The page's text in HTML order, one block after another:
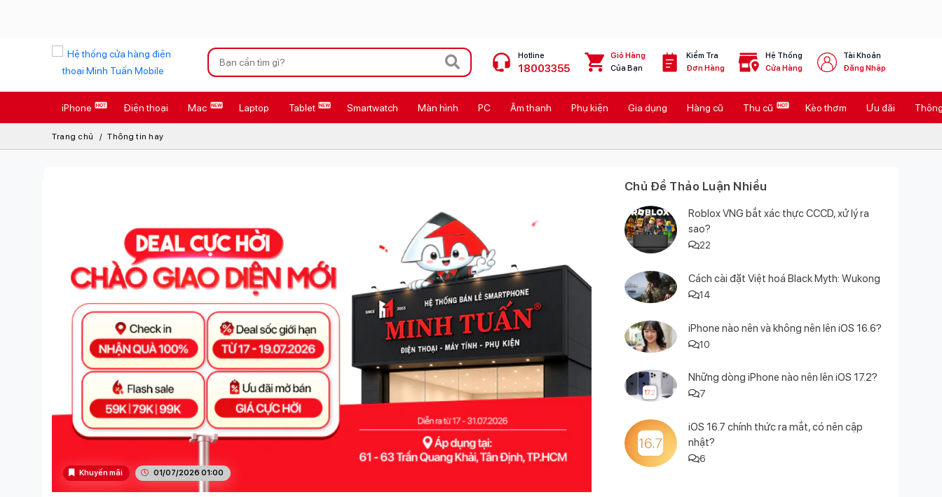
Xu hướng tìm kiếm
iPhone 17 Pro Max
AirTag 2 Mới Galaxy Z8 Series
Osmo Pocket 4 Ốp lưng Apple
Loa Marshall Cốc sạc Apple
Hotline
18003355
Giỏ Hàng
Của Bạn
Kiểm Tra
Đơn Hàng
Hệ Thống
Cửa Hàng
Tài Khoản
Đăng Nhập
iPhone Điện thoại Mac Laptop Tablet Smartwatch Màn hình PC Âm thanh Phụ kiện Gia dụng Hàng cũ Thu cũ Kèo thơm Ưu đãi
Trang chủ Thông tin hay
Khuyến mãi 01/07/2026 01:00
Chủ Đề Thảo Luận Nhiều
Roblox VNG bắt xác thực CCCD, xử lý ra
sao?
22
Cách cài đặt Việt hoá Black Myth: Wukong
14
iPhone nào nên và không nên lên iOS 16.6?
10
Những dòng iPhone nào nên lên iOS 17.2?
7
iOS 16.7 chính thức ra mắt, có nên cập
nhật?
6